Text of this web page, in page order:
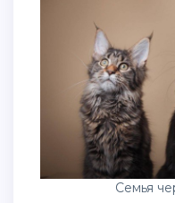
Семья